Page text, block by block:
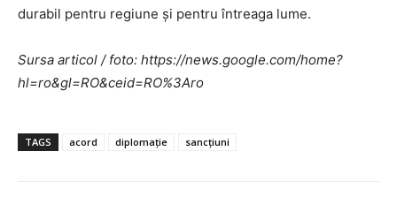
durabil pentru regiune și pentru întreaga lume.
Sursa articol / foto: https://news.google.com/home?
hl=ro&gl=RO&ceid=RO%3Aro
TAGS acord diplomație sancțiuni